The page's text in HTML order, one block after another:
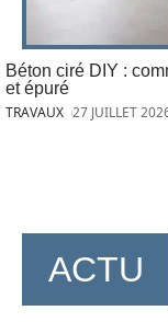
Béton ciré DIY :
et épuré
TRAVAUX 27 JUILLET
ACTU